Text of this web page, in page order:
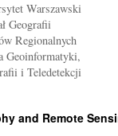
Warszawski
Geografii
Regionalnych
Geoinformatyki,
i Teledetekcji
and Remote